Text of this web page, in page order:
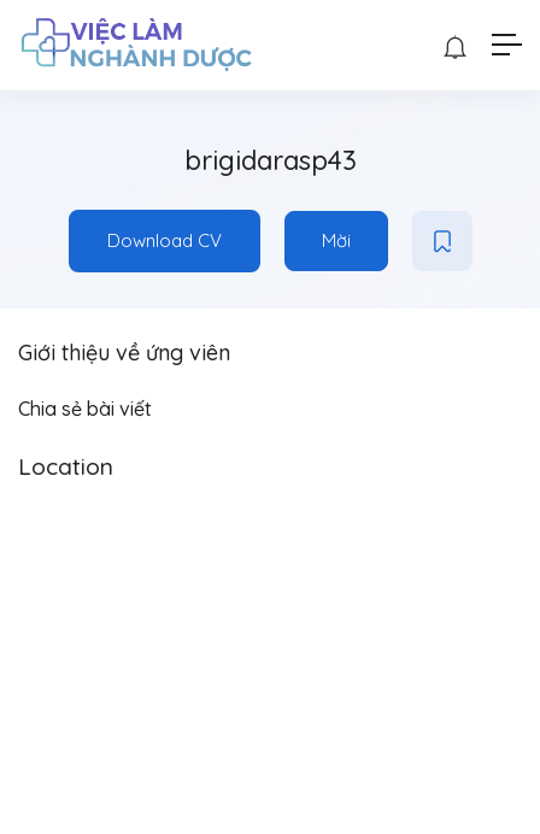
brigidarasp43
Download CV Mời
Giới thiệu về ứng viên
Chia sẻ bài viết
Location